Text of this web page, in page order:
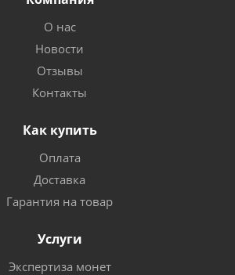
О нас
Новости
Отзывы
Контакты
Как купить
Оплата
Доставка
Гарантия на товар
Услуги
Экспертиза монет